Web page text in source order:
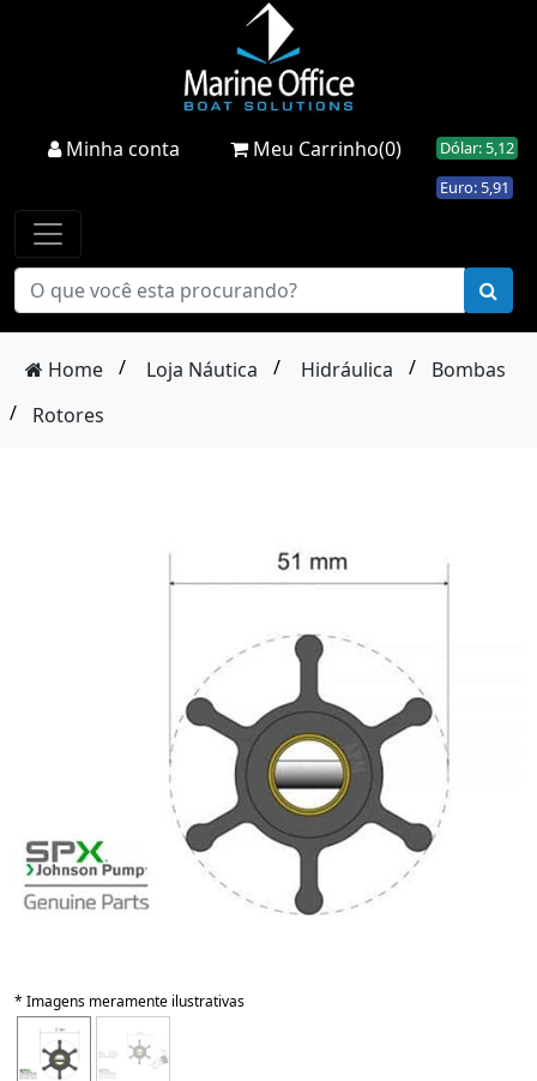
Minha conta Meu Carrinho(0)
Dólar: 5,12
Euro: 5,91
Home / Loja Náutica / Hidráulica /
Bombas
/
Rotores
* Imagens meramente ilustrativas